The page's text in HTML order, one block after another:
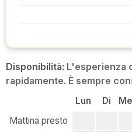
Disponibilità: L'esperienza
rapidamente. È sempre
Lun Di
Mattina presto